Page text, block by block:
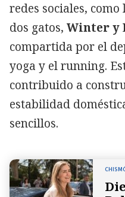
redes sociales,
dos gatos, Winter y
compartida por el
yoga y el running.
contribuido a
estabilidad
sencillos.